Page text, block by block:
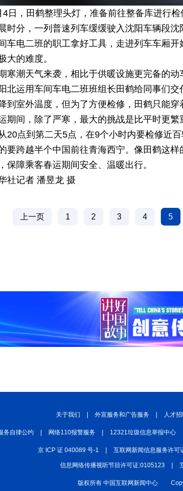
4日，田鹤整理头灯，准备前往整备库进行检
时分，一列普速列车缓缓驶入沈阳车辆段
车电二班的职工拿好工具，走进列车车厢
大的难度。
寒潮天气来袭，相比于供暖设施更完备的
北运用车间车电二班班组长田鹤给同事们
到室外温度，但为了方便检修，田鹤只能穿
期间，除了严寒，最大的挑战是比平时更
20点到第二天5点，在9个小时内要检修近
要跨越半个中国前往青海西宁。像田鹤这
保障乘客春运期间安全、温暖出行。
社记者 潘昱龙 摄
上一页 1 2 3 4 5
关于我们 外宣服务和广告服务 人才
务自律公约 网络110报警服务 12321垃圾信息举报中心
京 ICP 证 040089 号-1 互联网新闻信息服务许
信息网络传播视听节目许可证:0105123
版权所有 中国互联网新闻中心